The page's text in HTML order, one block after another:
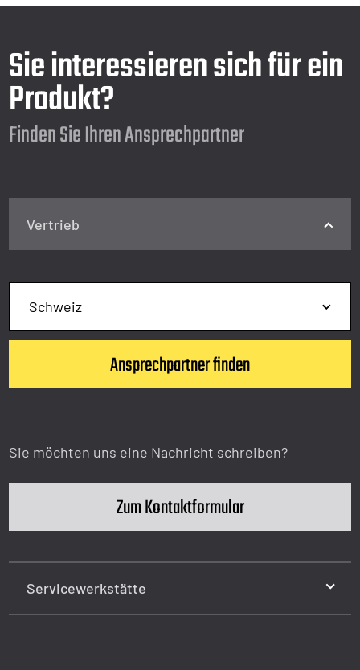
Sie interessieren sich für ein
Produkt?
Finden Sie Ihren Ansprechpartner
Vertrieb
Sie möchten uns eine Nachricht schreiben?
Zum Kontaktformular
Servicewerkstätte